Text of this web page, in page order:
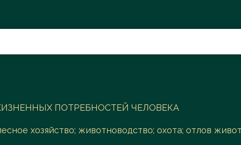
ПОТРЕБНОСТЕЙ ЧЕЛОВЕКА
хозяйство; животноводство; охота; отлов